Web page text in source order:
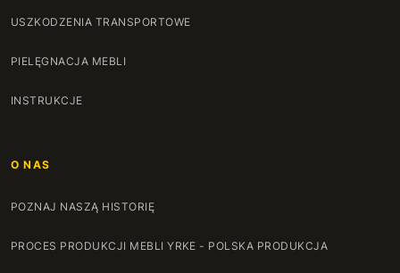
USZKODZENIA TRANSPORTOWE
PIELĘGNACJA MEBLI
INSTRUKCJE
O NAS
POZNAJ NASZĄ HISTORIĘ
PROCES PRODUKCJI MEBLI YRKE - POLSKA PRODUKCJA